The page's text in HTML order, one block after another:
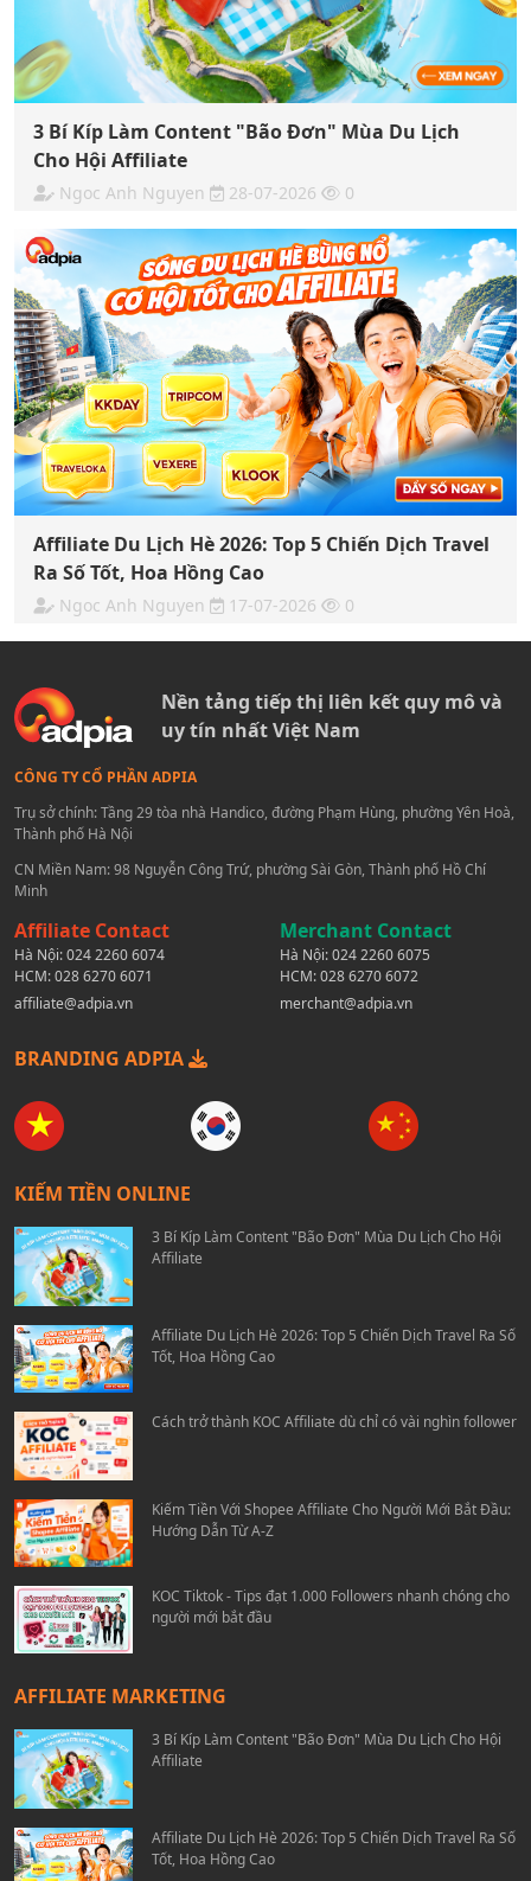
3 Bí Kíp Làm Content "Bão Đơn" Mùa Du Lịch
Cho Hội Affiliate
Ngoc Anh Nguyen 28-07-2026 0
Affiliate Du Lịch Hè 2026: Top 5 Chiến Dịch Travel
Ra Số Tốt, Hoa Hồng Cao
Ngoc Anh Nguyen 17-07-2026 0
Nền tảng tiếp thị liên kết quy mô và
uy tín nhất Việt Nam
CÔNG TY CỔ PHẦN ADPIA
Trụ sở chính: Tầng 29 tòa nhà Handico, đường Phạm Hùng, phường Yên Hoà,
Thành phố Hà Nội
CN Miền Nam: 98 Nguyễn Công Trứ, phường Sài Gòn, Thành phố Hồ Chí
Minh
Affiliate Contact
Hà Nội:024 2260 6074
HCM:028 6270 6071
affiliate@adpia.vn
Merchant Contact
Hà Nội:024 2260 6075
HCM:028 6270 6072
merchant@adpia.vn
BRANDING ADPIA
KIẾM TIỀN ONLINE
3 Bí Kíp Làm Content "Bão Đơn" Mùa Du Lịch Cho Hội
Affiliate
Affiliate Du Lịch Hè 2026: Top 5 Chiến Dịch Travel Ra Số
Tốt, Hoa Hồng Cao
Cách trở thành KOC Affiliate dù chỉ có vài nghìn follower
Kiếm Tiền Với Shopee Affiliate Cho Người Mới Bắt Đầu:
Hướng Dẫn Từ A-Z
KOC Tiktok - Tips đạt 1.000 Followers nhanh chóng cho
người mới bắt đầu
AFFILIATE MARKETING
3 Bí Kíp Làm Content "Bão Đơn" Mùa Du Lịch Cho Hội
Affiliate
Affiliate Du Lịch Hè 2026: Top 5 Chiến Dịch Travel Ra Số
Tốt, Hoa Hồng Cao